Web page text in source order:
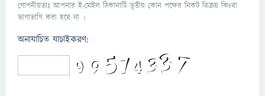
গোপনীয়তাঃ আপনার ই-মেইল ঠিকানাটি তৃতীয় কোন পক্ষের নিকট বিক্রয় কিংবা
ভাগাভাগি করা হবে না ।
অনাযাচিত যাচাইকরণ: